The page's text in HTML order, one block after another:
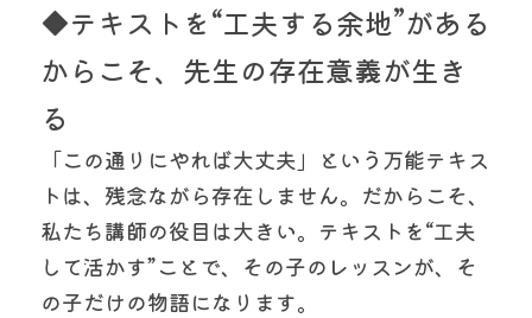
◆テキストを“工夫する余地”がある
からこそ、先生の存在意義が生き
る
「この通りにやれば大丈夫」という万能テキス
トは、残念ながら存在しません。だからこそ、
私たち講師の役目は大きい。テキストを“工夫
して活かす”ことで、その子のレッスンが、そ
の子だけの物語になります。